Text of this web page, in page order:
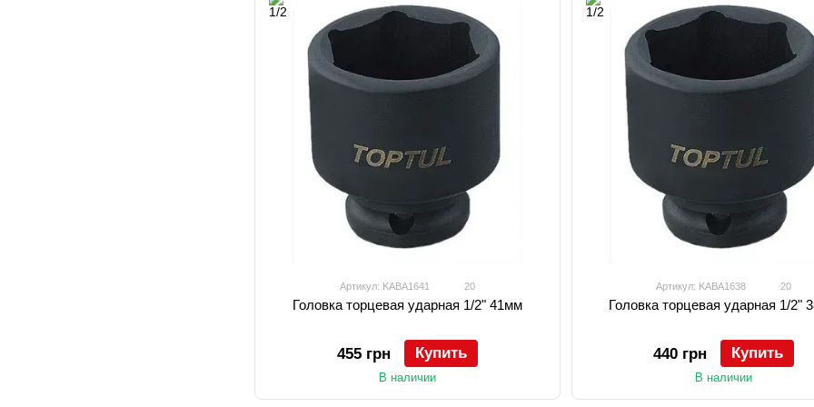
Артикул: KABA1641 20
Головка торцевая ударная 1/2" 41мм
455 грн Купить
В наличии
Артикул: KABA1638 20
Головка торцевая ударная 1/2"
440 грн Купить
В наличии